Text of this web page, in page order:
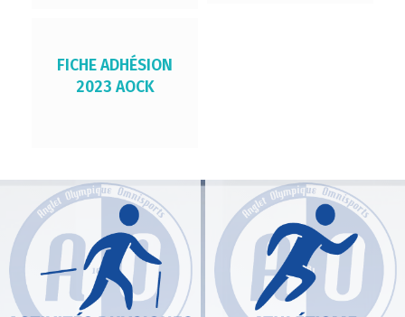
FICHE ADHÉSION
2023 AOCK